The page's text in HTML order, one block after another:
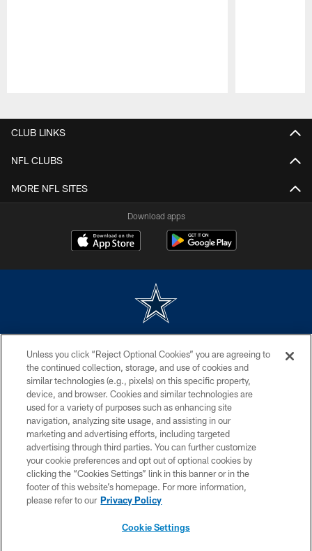
CLUB LINKS
NFL CLUBS
MORE NFL SITES
Download apps
without permission of the Dallas Cowboys. The Dallas Cowboys
Cheerleaders will not initiate contact with any person to request personal or
financial information.
PRIVACY POLICY
ACCESSIBILITY
SITE MAP
AD CHOICES
YOUR PRIVACY CHOICES
Unless you click “Reject Optional Cookies” you are agreeing to
the continued collection, storage, and use of cookies and
similar technologies (e.g., pixels) on this specific property,
device, and browser. Cookies and similar technologies are
used for a variety of purposes such as enhancing site
navigation, analyzing site usage, and assisting in our
marketing and advertising efforts, including targeted
advertising through third parties. You can further customize
your cookie preferences and opt out of optional cookies by
clicking the “Cookies Settings” link in this banner or in the
footer of this website’s homepage. For more information,
please refer to our Privacy Policy
Cookie Settings